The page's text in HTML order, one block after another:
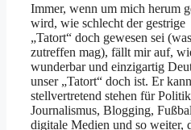
Immer, wenn um mich herum
wird, wie schlecht der gestrige
„Tatort“ doch gewesen sei (was
zutreffen mag), fällt mir auf,
wunderbar und einzigartig
unser „Tatort“ doch ist. Er kann
stellvertretend stehen für
Journalismus, Blogging,
digitale Medien und so weiter,